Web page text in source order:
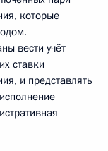
которые
вести учёт
ставки
и представлять